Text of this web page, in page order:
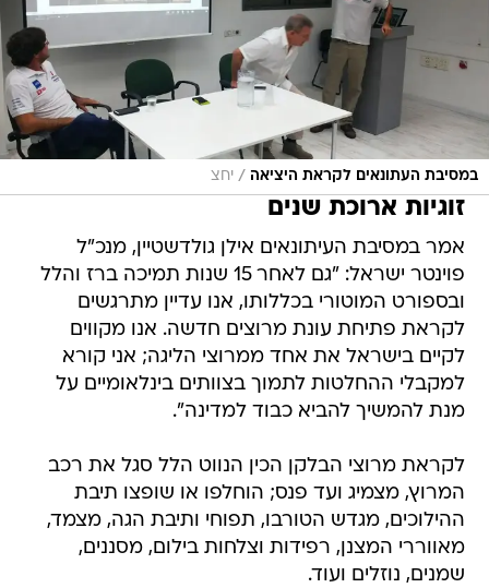
במסיבת העתונאים לקראת היציאה / יחצ
זוגיות ארוכת שנים
אמר במסיבת העיתונאים אילן גולדשטיין, מנכ"ל
פוינטר ישראל: "גם לאחר 15 שנות תמיכה ברז והלל
ובספורט המוטורי בכללותו, אנו עדיין מתרגשים
לקראת פתיחת עונת מרוצים חדשה. אנו מקווים
לקיים בישראל את אחד ממרוצי הליגה; אני קורא
למקבלי ההחלטות לתמוך בצוותים בינלאומיים על
מנת להמשיך להביא כבוד למדינה".
לקראת מרוצי הבלקן הכין הנווט הלל סגל את רכב
המרוץ, מצמיג ועד פנס; הוחלפו או שופצו תיבת
ההילוכים, מגדש הטורבו, תפוחי ותיבת הגה, מצמד,
מאווררי המצנן, רפידות וצלחות בילום, מסננים,
שמנים, נוזלים ועוד.